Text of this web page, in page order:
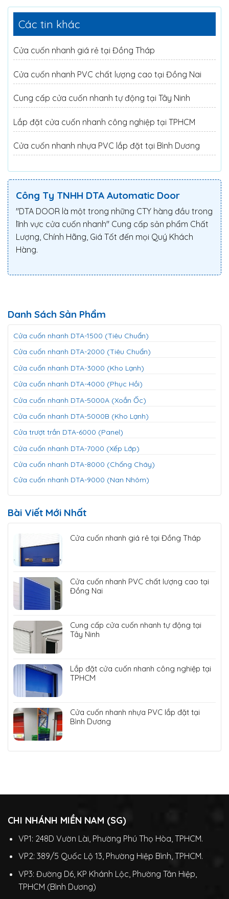
Các tin khác
Cửa cuốn nhanh giá rẻ tại Đồng Tháp
Cửa cuốn nhanh PVC chất lượng cao tại Đồng Nai
Cung cấp cửa cuốn nhanh tự động tại Tây Ninh
Lắp đặt cửa cuốn nhanh công nghiệp tại TPHCM
Cửa cuốn nhanh nhựa PVC lắp đặt tại Bình Dương
Công Ty TNHH DTA Automatic Door
"DTA DOOR là một trong những CTY hàng đầu trong
lĩnh vực cửa cuốn nhanh" Cung cấp sản phẩm Chất
Lượng, Chính Hãng, Giá Tốt đến mọi Quý Khách
Hàng.
Danh Sách Sản Phẩm
Cửa cuốn nhanh DTA-1500 (Tiêu Chuẩn)
Cửa cuốn nhanh DTA-2000 (Tiêu Chuẩn)
Cửa cuốn nhanh DTA-3000 (Kho Lạnh)
Cửa cuốn nhanh DTA-4000 (Phục Hồi)
Cửa cuốn nhanh DTA-5000A (Xoắn Ốc)
Cửa cuốn nhanh DTA-5000B (Kho Lạnh)
Cửa trượt trần DTA-6000 (Panel)
Cửa cuốn nhanh DTA-7000 (Xếp Lớp)
Cửa cuốn nhanh DTA-8000 (Chống Cháy)
Cửa cuốn nhanh DTA-9000 (Nan Nhôm)
Bài Viết Mới Nhất
Cửa cuốn nhanh giá rẻ tại Đồng Tháp
Cửa cuốn nhanh PVC chất lượng cao tại
Đồng Nai
Cung cấp cửa cuốn nhanh tự động tại
Tây Ninh
Lắp đặt cửa cuốn nhanh công nghiệp tại
TPHCM
Cửa cuốn nhanh nhựa PVC lắp đặt tại
Bình Dương
CHI NHÁNH MIỀN NAM (SG)
VP1: 248D Vườn Lài, Phường Phú Thọ Hòa, TPHCM.
VP2: 389/5 Quốc Lộ 13, Phường Hiệp Bình, TPHCM.
VP3: Đường D6, KP Khánh Lộc, Phường Tân Hiệp,
TPHCM (Bình Dương)